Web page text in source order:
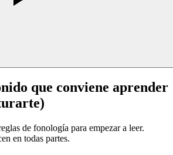
que conviene aprender
de fonología para empezar a leer.
en todas partes.